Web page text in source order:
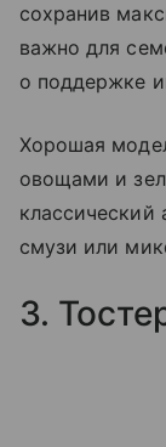
сохранив
важно для
о поддержке
Хорошая
овощами и
классический
смузи или
3.